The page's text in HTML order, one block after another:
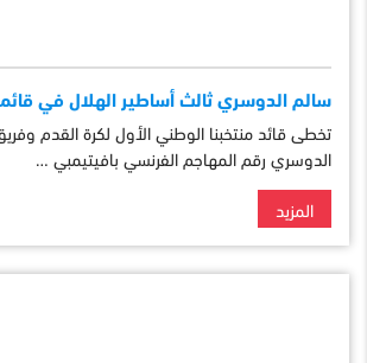
سالم الدوسري ثالث أساطير الهلال في
تخطى قائد منتخبنا الوطني الأول لكرة القدم
الدوسري رقم المهاجم الفرنسي بافيتيمبي …
المزيد